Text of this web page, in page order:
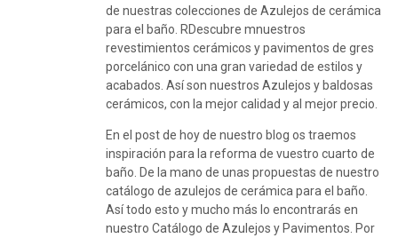
de nuestras colecciones de Azulejos de cerámica
para el baño. RDescubre mnuestros
revestimientos cerámicos y pavimentos de gres
porcelánico con una gran variedad de estilos y
acabados. Así son nuestros Azulejos y baldosas
cerámicos, con la mejor calidad y al mejor precio.
En el post de hoy de nuestro blog os traemos
inspiración para la reforma de vuestro cuarto de
baño. De la mano de unas propuestas de nuestro
catálogo de azulejos de cerámica para el baño.
Así todo esto y mucho más lo encontrarás en
nuestro Catálogo de Azulejos y Pavimentos. Por